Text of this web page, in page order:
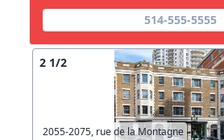
514-555-5555
2 1/2
2055-2075, rue de la Montagne
X Fermer